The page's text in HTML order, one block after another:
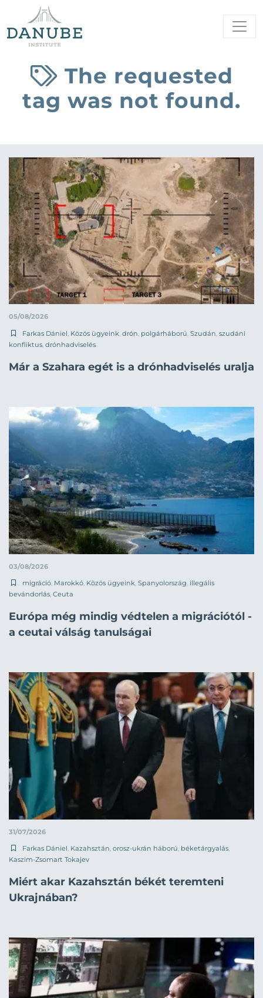
The requested
tag was not found.
05/08/2026
Farkas Dániel Közös ügyeink drón polgárháború Szudán szudáni
konfliktus drónhadviselés
Már a Szahara egét is a drónhadviselés uralja
03/08/2026
migráció Marokkó Közös ügyeink Spanyolország illegális
bevándorlás Ceuta
Európa még mindig védtelen a migrációtól -
a ceutai válság tanulságai
31/07/2026
Farkas Dániel, Kazahsztán, orosz-ukrán háború, béketárgyalás,
Kaszim-Zsomart Tokajev
Miért akar Kazahsztán békét teremteni
Ukrajnában?